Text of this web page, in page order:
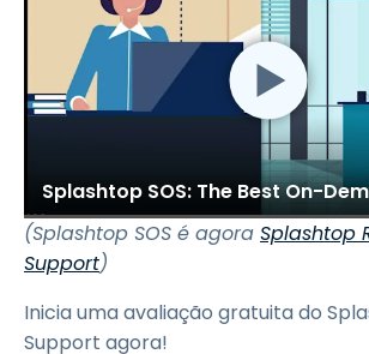
(Splashtop SOS é agora Splashtop
Support)
Inicia uma avaliação gratuita do
Support agora!